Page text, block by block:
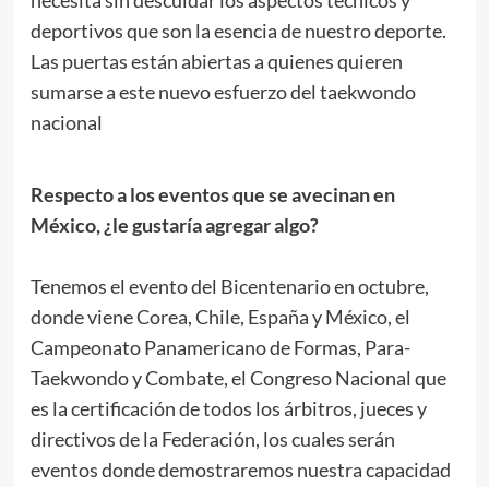
deportivos que son la esencia de nuestro deporte.
Las puertas están abiertas a quienes quieren
sumarse a este nuevo esfuerzo del taekwondo
nacional
Respecto a los eventos que se avecinan en
México, ¿le gustaría agregar algo?
Tenemos el evento del Bicentenario en octubre,
donde viene Corea, Chile, España y México, el
Campeonato Panamericano de Formas, Para-
Taekwondo y Combate, el Congreso Nacional que
es la certificación de todos los árbitros, jueces y
directivos de la Federación, los cuales serán
eventos donde demostraremos nuestra capacidad